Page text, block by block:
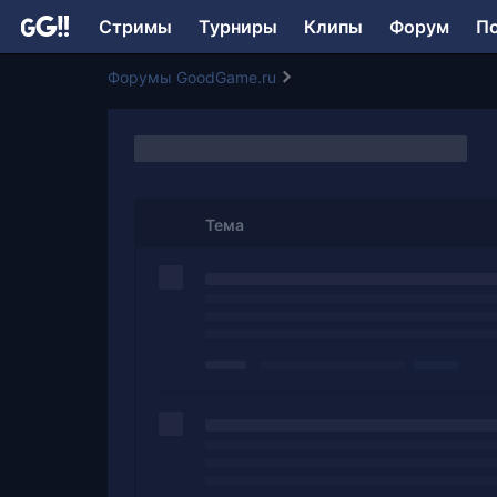
Стримы Турниры Клипы Форум
Форумы GoodGame.ru
Тема